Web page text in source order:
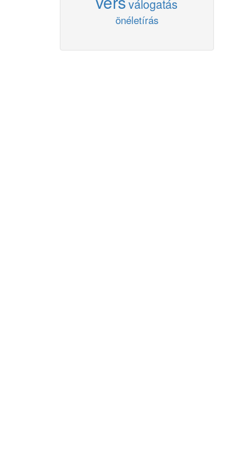
válogatás
önéletírás